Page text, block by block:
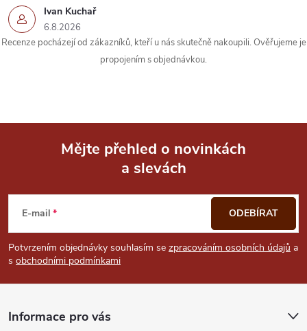
Ivan Kuchař
6.8.2026
Recenze pocházejí od zákazníků, kteří u nás skutečně nakoupili. Ověřujeme je
propojením s objednávkou.
p
a
Mějte přehled o novinkách
a slevách
E-mail
Potvrzením objednávky souhlasím se zpracováním osobních údajů a
s obchodními podmínkami
ODEBÍRAT
Informace pro vás